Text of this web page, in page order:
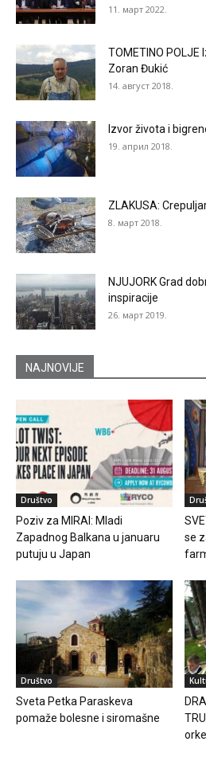
11. март 2022.
TOMETINO POLJE
Zoran Đukić
14. август 2018.
Izvor života i
19. април 2018.
ZLAKUSA:
8. март 2018.
NJUJORK Grad
inspiracije
26. март 2019.
NAJNOVIJE
Društvo
Poziv za MIRAI: Mladi
Zapadnog Balkana u januaru
putuju u Japan
se
Društvo
Sveta Petka Paraskeva
pomaže bolesne i siromašne